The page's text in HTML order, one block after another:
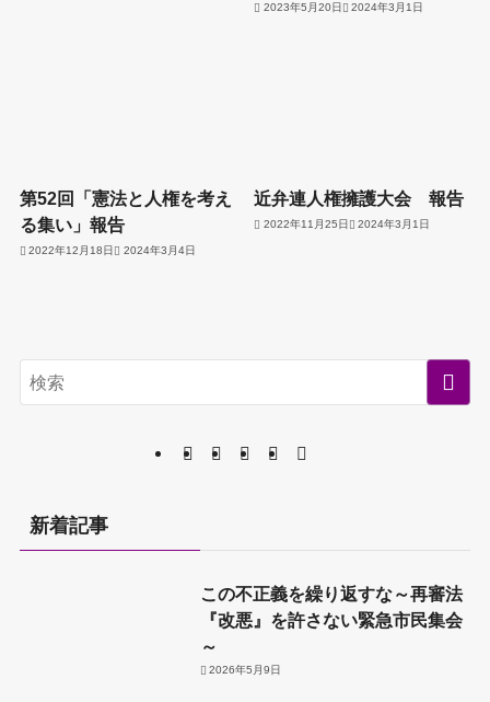
2023年5月20日 2024年3月1日
第52回「憲法と人権を考え
る集い」報告
2022年12月18日 2024年3月4日
近弁連人権擁護大会 報告
2022年11月25日 2024年3月1日
新着記事
この不正義を繰り返すな～再審法
『改悪』を許さない緊急市民集会
～
2026年5月9日